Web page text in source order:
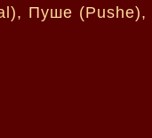
Пуше (Pushe),